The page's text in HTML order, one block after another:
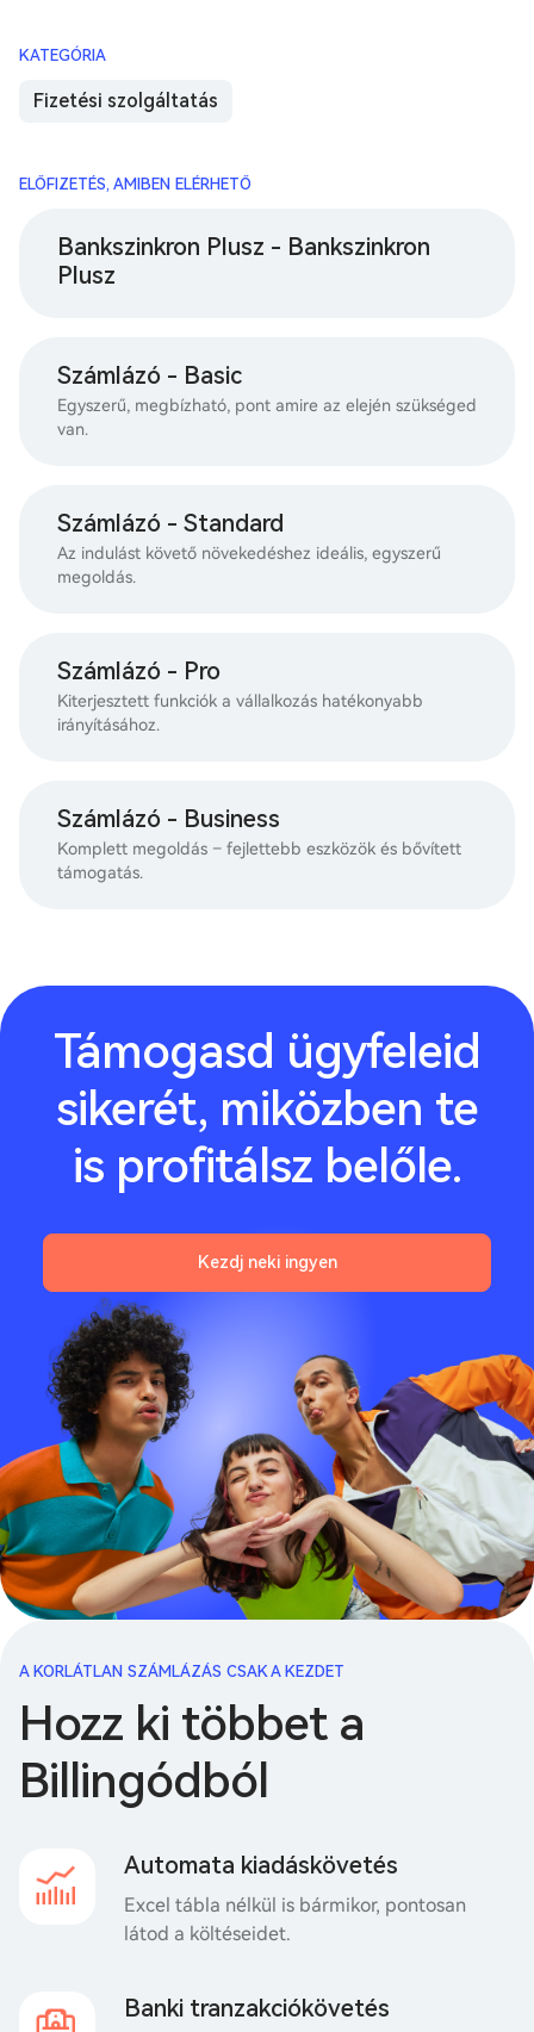
KATEGÓRIA
Fizetési szolgáltatás
ELŐFIZETÉS, AMIBEN ELÉRHETŐ
Bankszinkron Plusz - Bankszinkron
Plusz
Számlázó - Basic
Egyszerű, megbízható, pont amire az elején szükséged
van.
Számlázó - Standard
Az indulást követő növekedéshez ideális, egyszerű
megoldás.
Számlázó - Pro
Kiterjesztett funkciók a vállalkozás hatékonyabb
irányításához.
Számlázó - Business
Komplett megoldás – fejlettebb eszközök és bővített
támogatás.
Támogasd ügyfeleid
sikerét, miközben te
is profitálsz belőle.
Kezdj neki ingyen
A KORLÁTLAN SZÁMLÁZÁS CSAK A KEZDET
Hozz ki többet a
Billingódból
Automata kiadáskövetés
Excel tábla nélkül is bármikor, pontosan
látod a költéseidet.
Banki tranzakciókövetés